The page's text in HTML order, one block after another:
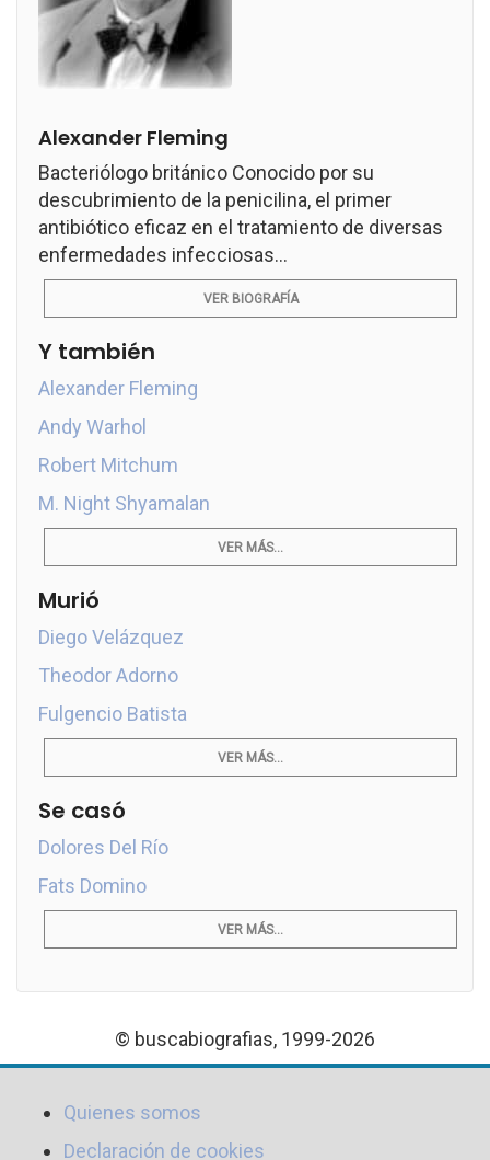
Alexander Fleming
Bacteriólogo británico Conocido por su
descubrimiento de la penicilina, el primer
antibiótico eficaz en el tratamiento de diversas
enfermedades infecciosas...
VER BIOGRAFÍA
Y también
Alexander Fleming
Andy Warhol
Robert Mitchum
M. Night Shyamalan
VER MÁS...
Murió
Diego Velázquez
Theodor Adorno
Fulgencio Batista
VER MÁS...
Se casó
Dolores Del Río
Fats Domino
VER MÁS...
© buscabiografias, 1999-2026
Quienes somos
Declaración de cookies